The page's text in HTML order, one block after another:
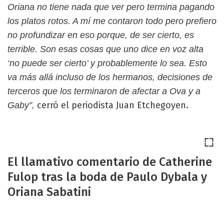
Oriana no tiene nada que ver pero termina pagando
los platos rotos. A mí me contaron todo pero prefiero
no profundizar en eso porque, de ser cierto, es
terrible. Son esas cosas que uno dice en voz alta
‘no puede ser cierto’ y probablemente lo sea. Esto
va más allá incluso de los hermanos, decisiones de
terceros que los terminaron de afectar a Ova y a
Gaby”, cerró el periodista Juan Etchegoyen.
El llamativo comentario de Catherine
Fulop tras la boda de Paulo Dybala y
Oriana Sabatini